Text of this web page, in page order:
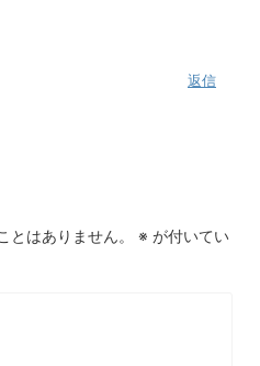
返信
とはありません。 ※ が付いてい